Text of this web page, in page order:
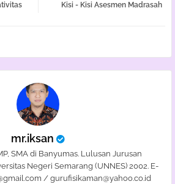
atsaKisi - Kisi Asesmen Madrasah
mr.iksan
SMA di Banyumas. Lulusan Jurusan
Negeri Semarang (UNNES) 2002. E-
/ gurufisikaman@yahoo.co.id